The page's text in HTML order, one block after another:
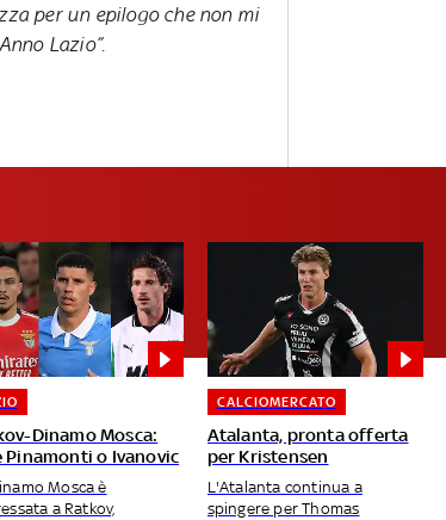
per un epilogo che non mi
Lazio”.
Dinamo Mosca:
Pinamonti o Ivanovic
Mosca è
a Ratkov,
Atalanta, pronta offerta
per Kristensen
CALCIOMERCATO
L'Atalanta continua a
spingere per Thomas